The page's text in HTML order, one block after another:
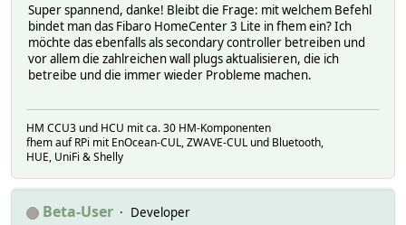
Super spannend, danke! Bleibt die Frage: mit welchem Befehl
bindet man das Fibaro HomeCenter 3 Lite in fhem ein? Ich
möchte das ebenfalls als secondary controller betreiben und
vor allem die zahlreichen wall plugs aktualisieren, die ich
betreibe und die immer wieder Probleme machen.
HM CCU3 und HCU mit ca. 30 HM-Komponenten
fhem auf RPi mit EnOcean-CUL, ZWAVE-CUL und Bluetooth,
HUE, UniFi & Shelly
Beta-User
Developer